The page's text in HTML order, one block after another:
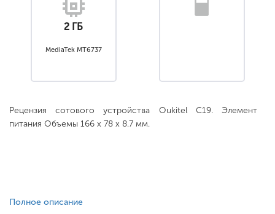
2 ГБ
MediaTek MT6737
Рецензия сотового устройства Oukitel C19. Элемент
питания Объемы 166 x 78 x 8.7 мм.
Полное описание